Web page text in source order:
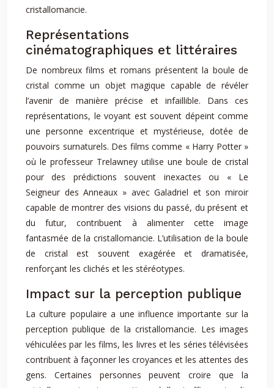
cristallomancie.
Représentations
cinématographiques et littéraires
De nombreux films et romans présentent la boule de
cristal comme un objet magique capable de révéler
l’avenir de manière précise et infaillible. Dans ces
représentations, le voyant est souvent dépeint comme
une personne excentrique et mystérieuse, dotée de
pouvoirs surnaturels. Des films comme « Harry Potter »
où le professeur Trelawney utilise une boule de cristal
pour des prédictions souvent inexactes ou « Le
Seigneur des Anneaux » avec Galadriel et son miroir
capable de montrer des visions du passé, du présent et
du futur, contribuent à alimenter cette image
fantasmée de la cristallomancie. L’utilisation de la boule
de cristal est souvent exagérée et dramatisée,
renforçant les clichés et les stéréotypes.
Impact sur la perception publique
La culture populaire a une influence importante sur la
perception publique de la cristallomancie. Les images
véhiculées par les films, les livres et les séries télévisées
contribuent à façonner les croyances et les attentes des
gens. Certaines personnes peuvent croire que la